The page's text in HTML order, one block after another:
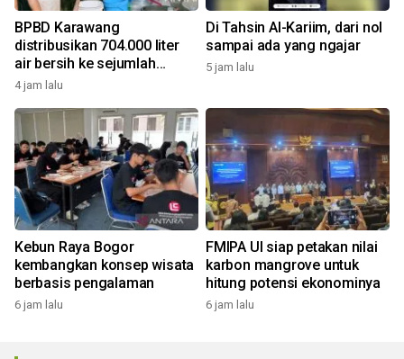
BPBD Karawang
distribusikan 704.000 liter
air bersih ke sejumlah
daerah kekeringan
4 jam lalu
Di Tahsin Al-Kariim, dari nol
sampai ada yang ngajar
5 jam lalu
Kebun Raya Bogor
kembangkan konsep wisata
berbasis pengalaman
6 jam lalu
FMIPA UI siap petakan nilai
karbon mangrove untuk
hitung potensi ekonominya
6 jam lalu